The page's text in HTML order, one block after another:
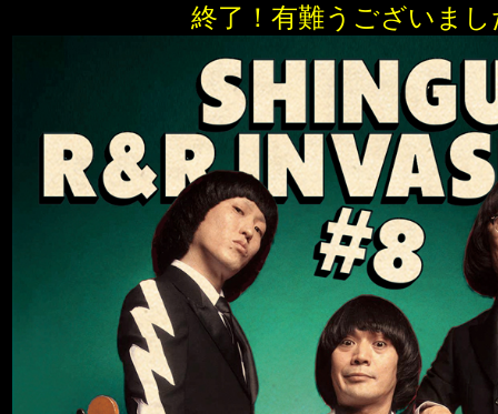
終了！有難うございまし